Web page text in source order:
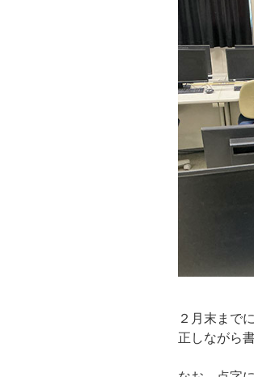
２月末まで
正しながら